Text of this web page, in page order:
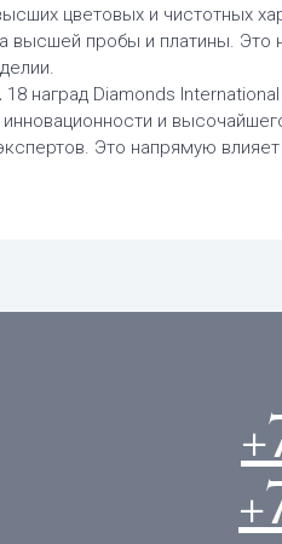
цветовых и чистотных
высшей пробы и платины. Это
18 наград Diamonds
и
Это напрямую влияет